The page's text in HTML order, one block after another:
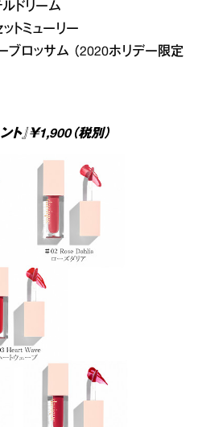
ドリーム
トミューリー
ロッサム （2020ホリデー限定
ト』￥1,900（税別）